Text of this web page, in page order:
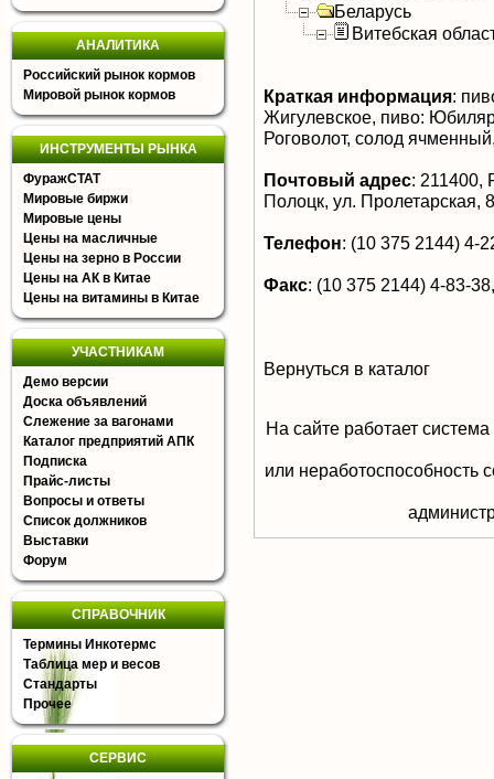
АНАЛИТИКА
Российский рынок кормов
Мировой рынок кормов
ИНСТРУМЕНТЫ РЫНКА
ФуражСТАТ
Мировые биржи
Мировые цены
Цены на масличные
Цены на зерно в России
Цены на АК в Китае
Цены на витамины в Китае
УЧАСТНИКАМ
Демо версии
Доска объявлений
Слежение за вагонами
Каталог предприятий АПК
Подписка
Прайс-листы
Вопросы и ответы
Список должников
Выставки
Форум
СПРАВОЧНИК
Термины Инкотермс
Таблица мер и весов
Стандарты
Прочее
СЕРВИС
Беларусь
Витебская
Краткая информация:
Жигулевское, пиво:
Роговолот, солод
Почтовый адрес: 211400,
Полоцк, ул. Пролетарская, 8
Телефон: (10 375 2144) 4-
Факс: (10 375 2144) 4-83-
Вернуться в каталог
На сайте работает
или неработоспособность